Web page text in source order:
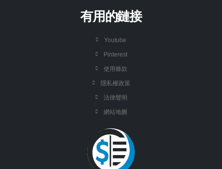
有用的鏈接
Youtube
Pinterest
使用條款
隱私權政策
法律聲明
網站地圖